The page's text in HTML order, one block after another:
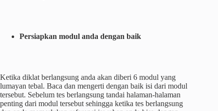
Persiapkan modul anda dengan baik
Ketika diklat berlangsung anda akan diberi 6 modul yang
lumayan tebal. Baca dan mengerti dengan baik isi dari modul
tersebut. Sebelum tes berlangsung tandai halaman-halaman
penting dari modul tersebut sehingga ketika tes berlangsung